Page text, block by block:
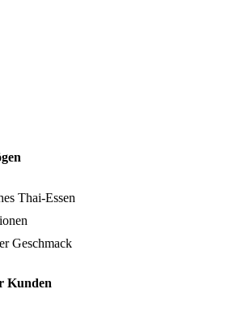
Thai-Essen
Geschmack
Kunden